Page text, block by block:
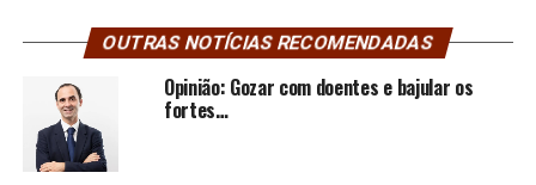
OUTRAS NOTÍCIAS RECOMENDADAS
Opinião: Gozar com doentes e bajular os
fortes…